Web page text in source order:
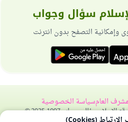
سؤال وجواب
وإمكانية التصفح بدون انترنت
العامسياسة الخصوصية
سؤال وجواب 1997-2025 ©